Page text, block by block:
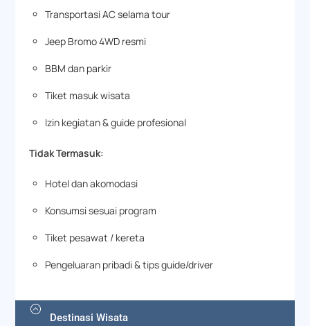
Transportasi AC selama tour
Jeep Bromo 4WD resmi
BBM dan parkir
Tiket masuk wisata
Izin kegiatan & guide profesional
Tidak Termasuk:
Hotel dan akomodasi
Konsumsi sesuai program
Tiket pesawat / kereta
Pengeluaran pribadi & tips guide/driver
Destinasi Wisata